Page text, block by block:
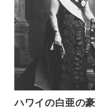
ハワイの白亜の